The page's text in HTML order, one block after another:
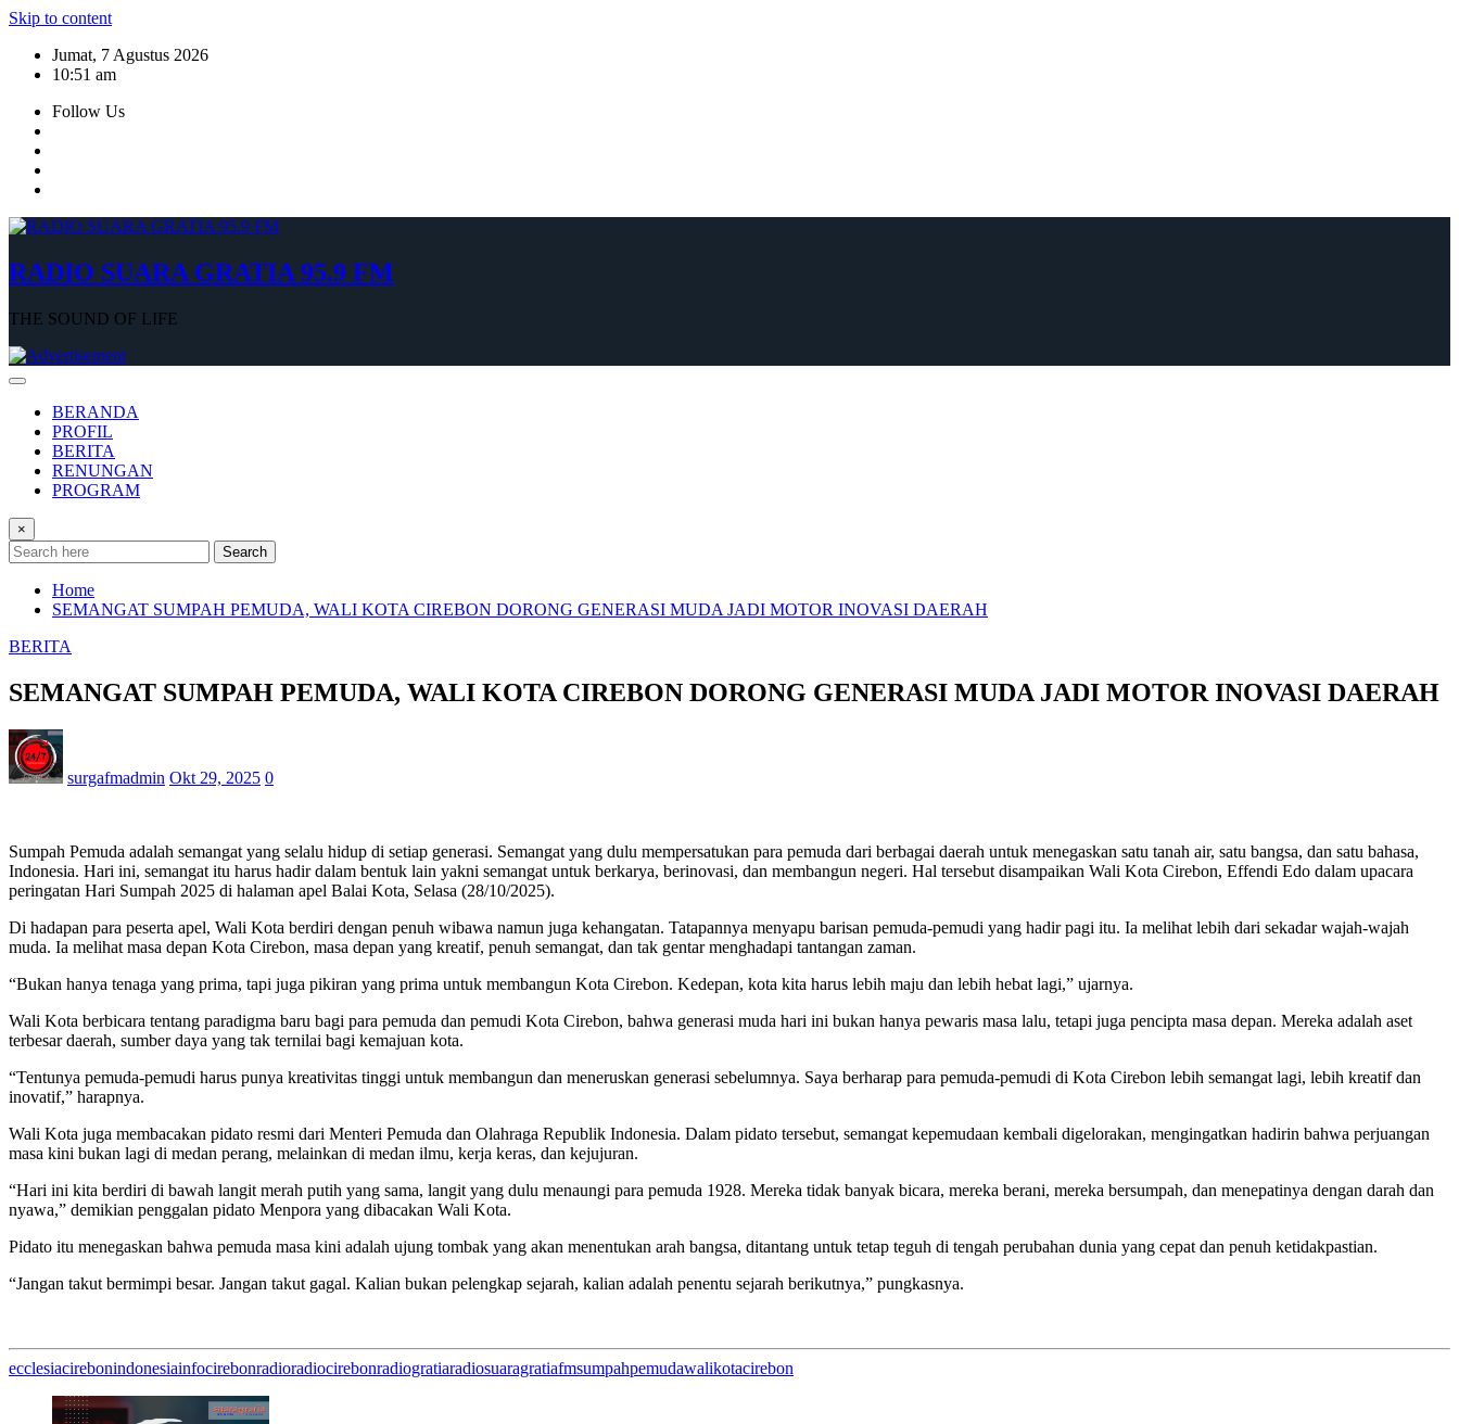
Skip to content
Jumat, 7 Agustus 2026
10:51 am
Follow Us
RADIO SUARA GRATIA 95.9 FM
THE SOUND OF LIFE
BERANDA
PROFIL
BERITA
RENUNGAN
PROGRAM
×
Search
Home
SEMANGAT SUMPAH PEMUDA, WALI KOTA CIREBON DORONG GENERASI MUDA JADI MOTOR INOVASI DAERAH
BERITA
SEMANGAT SUMPAH PEMUDA, WALI KOTA CIREBON DORONG GENERASI MUDA JADI MOTOR INOVASI DAERAH
surgafmadmin Okt 29, 2025 0
Sumpah Pemuda adalah semangat yang selalu hidup di setiap generasi. Semangat yang dulu mempersatukan para pemuda dari berbagai daerah untuk menegaskan satu tanah air, satu bangsa, dan satu bahasa,
Indonesia. Hari ini, semangat itu harus hadir dalam bentuk lain yakni semangat untuk berkarya, berinovasi, dan membangun negeri. Hal tersebut disampaikan Wali Kota Cirebon, Effendi Edo dalam upacara
peringatan Hari Sumpah 2025 di halaman apel Balai Kota, Selasa (28/10/2025).
Di hadapan para peserta apel, Wali Kota berdiri dengan penuh wibawa namun juga kehangatan. Tatapannya menyapu barisan pemuda-pemudi yang hadir pagi itu. Ia melihat lebih dari sekadar wajah-wajah
muda. Ia melihat masa depan Kota Cirebon, masa depan yang kreatif, penuh semangat, dan tak gentar menghadapi tantangan zaman.
“Bukan hanya tenaga yang prima, tapi juga pikiran yang prima untuk membangun Kota Cirebon. Kedepan, kota kita harus lebih maju dan lebih hebat lagi,” ujarnya.
Wali Kota berbicara tentang paradigma baru bagi para pemuda dan pemudi Kota Cirebon, bahwa generasi muda hari ini bukan hanya pewaris masa lalu, tetapi juga pencipta masa depan. Mereka adalah aset
terbesar daerah, sumber daya yang tak ternilai bagi kemajuan kota.
“Tentunya pemuda-pemudi harus punya kreativitas tinggi untuk membangun dan meneruskan generasi sebelumnya. Saya berharap para pemuda-pemudi di Kota Cirebon lebih semangat lagi, lebih kreatif dan
inovatif,” harapnya.
Wali Kota juga membacakan pidato resmi dari Menteri Pemuda dan Olahraga Republik Indonesia. Dalam pidato tersebut, semangat kepemudaan kembali digelorakan, mengingatkan hadirin bahwa perjuangan
masa kini bukan lagi di medan perang, melainkan di medan ilmu, kerja keras, dan kejujuran.
“Hari ini kita berdiri di bawah langit merah putih yang sama, langit yang dulu menaungi para pemuda 1928. Mereka tidak banyak bicara, mereka berani, mereka bersumpah, dan menepatinya dengan darah dan
nyawa,” demikian penggalan pidato Menpora yang dibacakan Wali Kota.
Pidato itu menegaskan bahwa pemuda masa kini adalah ujung tombak yang akan menentukan arah bangsa, ditantang untuk tetap teguh di tengah perubahan dunia yang cepat dan penuh ketidakpastian.
“Jangan takut bermimpi besar. Jangan takut gagal. Kalian bukan pelengkap sejarah, kalian adalah penentu sejarah berikutnya,” pungkasnya.
ecclesiacirebonindonesiainfocirebonradioradiocirebonradiogratiaradiosuaragratiafmsumpahpemudawalikotacirebon